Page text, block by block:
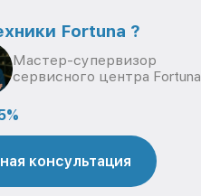
Fortuna ?
Мастер-супервизор
сервисного центра Fortuna
консультация